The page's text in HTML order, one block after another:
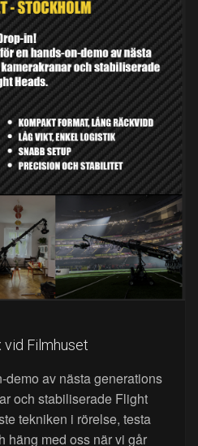
vid Filmhuset
av nästa generations
och stabiliserade Flight
tekniken i rörelse, testa
häng med oss när vi går